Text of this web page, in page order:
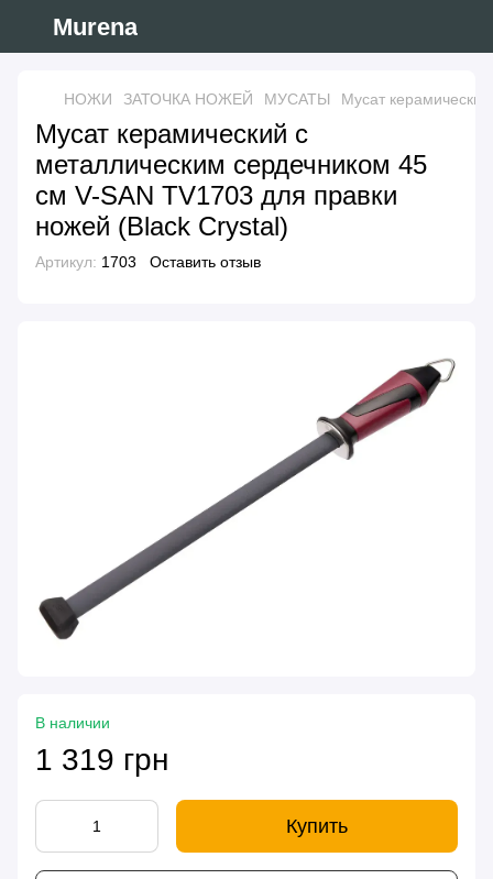
Murena
НОЖИ ЗАТОЧКА НОЖЕЙ МУСАТЫ Мусат
Мусат керамический с
металлическим сердечником 45
см V-SAN TV1703 для правки
ножей (Black Crystal)
Артикул: 1703 Оставить отзыв
В наличии
1 319 грн
Купить